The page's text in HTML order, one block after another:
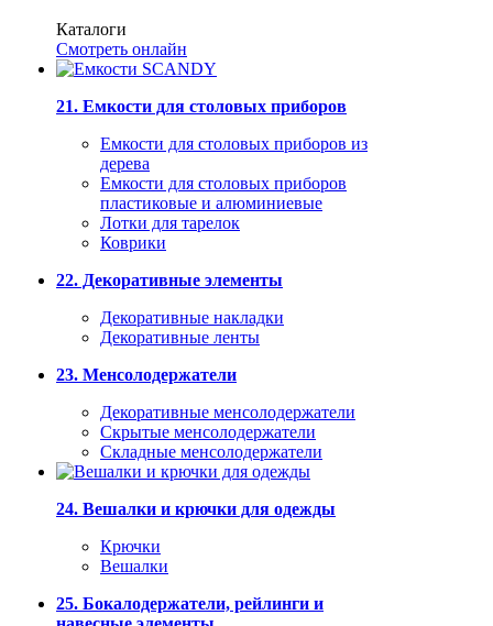
Каталоги
Смотреть онлайн
21. Емкости для столовых приборов
Емкости для столовых приборов из
дерева
Емкости для столовых приборов
пластиковые и алюминиевые
Лотки для тарелок
Коврики
22. Декоративные элементы
Декоративные накладки
Декоративные ленты
23. Менсолодержатели
Декоративные менсолодержатели
Скрытые менсолодержатели
Складные менсолодержатели
24. Вешалки и крючки для одежды
Крючки
Вешалки
25. Бокалодержатели, рейлинги и